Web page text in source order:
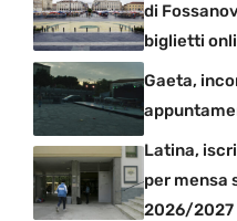
di
biglietti
Gaeta,
Latina,
per mensa
2026/2027